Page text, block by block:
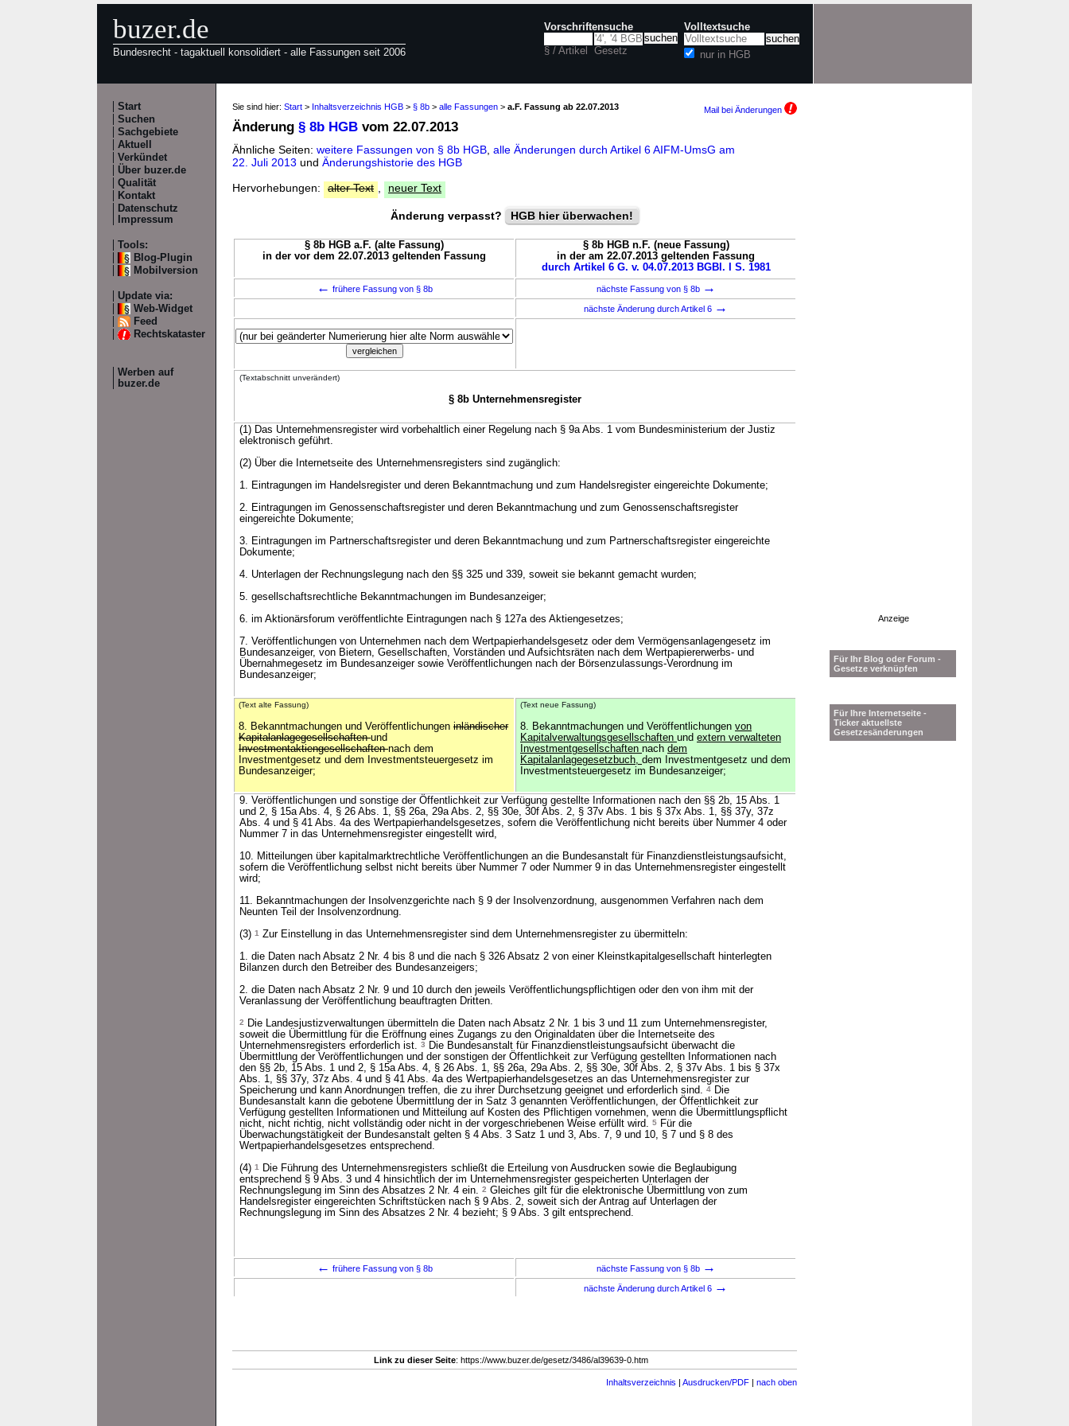
buzer.de
Bundesrecht - tagaktuell konsolidiert - alle Fassungen seit 2006
Vorschriftensuche
§ / Artikel Gesetz
Volltextsuche
nur in HGB
Start
Suchen
Sachgebiete
Aktuell
Verkündet
Über buzer.de
Qualität
Kontakt
Datenschutz
Impressum
Tools:
Blog-Plugin
Mobilversion
Update via:
Web-Widget
Feed
Rechtskataster
Werben auf
buzer.de
Sie sind hier: Start > Inhaltsverzeichnis HGB > § 8b > alle Fassungen > a.F. Fassung ab 22.07.2013 Mail bei Änderungen
Änderung § 8b HGB vom 22.07.2013
Ähnliche Seiten: weitere Fassungen von § 8b HGB alle Änderungen durch Artikel 6 AIFM-UmsG am
22. Juli 2013 und Änderungshistorie des HGB
Hervorhebungen:
alter Text neuer Text
Änderung verpasst? HGB hier überwachen!
§ 8b HGB a.F. (alte Fassung)
in der vor dem 22.07.2013 geltenden Fassung
§ 8b HGB n.F. (neue Fassung)
in der am 22.07.2013 geltenden Fassung
durch Artikel 6 G. v. 04.07.2013 BGBl. I S. 1981
← frühere Fassung von § 8b nächste Fassung von § 8b →
nächste Änderung durch Artikel 6 →
(Textabschnitt unverändert)
§ 8b Unternehmensregister
(1) Das Unternehmensregister wird vorbehaltlich einer Regelung nach § 9a Abs. 1 vom Bundesministerium der Justiz
elektronisch geführt.
(2) Über die Internetseite des Unternehmensregisters sind zugänglich:
1. Eintragungen im Handelsregister und deren Bekanntmachung und zum Handelsregister eingereichte Dokumente;
2. Eintragungen im Genossenschaftsregister und deren Bekanntmachung und zum Genossenschaftsregister
eingereichte Dokumente;
3. Eintragungen im Partnerschaftsregister und deren Bekanntmachung und zum Partnerschaftsregister eingereichte
Dokumente;
4. Unterlagen der Rechnungslegung nach den §§ 325 und 339, soweit sie bekannt gemacht wurden;
5. gesellschaftsrechtliche Bekanntmachungen im Bundesanzeiger;
6. im Aktionärsforum veröffentlichte Eintragungen nach § 127a des Aktiengesetzes;
7. Veröffentlichungen von Unternehmen nach dem Wertpapierhandelsgesetz oder dem Vermögensanlagengesetz im
Bundesanzeiger, von Bietern, Gesellschaften, Vorständen und Aufsichtsräten nach dem Wertpapiererwerbs- und
Übernahmegesetz im Bundesanzeiger sowie Veröffentlichungen nach der Börsenzulassungs-Verordnung im
Bundesanzeiger;
(Text alte Fassung)
8. Bekanntmachungen und Veröffentlichungen inländischer
Kapitalanlagegesellschaftenund
Investmentaktiengesellschaftennach dem
Investmentgesetz und dem Investmentsteuergesetz im
Bundesanzeiger;
(Text neue Fassung)
8. Bekanntmachungen und Veröffentlichungen von
Kapitalverwaltungsgesellschaften und extern verwalteten
Investmentgesellschaften nach dem
Kapitalanlagegesetzbuch, dem Investmentgesetz und dem
Investmentsteuergesetz im Bundesanzeiger;
9. Veröffentlichungen und sonstige der Öffentlichkeit zur Verfügung gestellte Informationen nach den §§ 2b, 15 Abs. 1
und 2, § 15a Abs. 4, § 26 Abs. 1, §§ 26a, 29a Abs. 2, §§ 30e, 30f Abs. 2, § 37v Abs. 1 bis § 37x Abs. 1, §§ 37y, 37z
Abs. 4 und § 41 Abs. 4a des Wertpapierhandelsgesetzes, sofern die Veröffentlichung nicht bereits über Nummer 4 oder
Nummer 7 in das Unternehmensregister eingestellt wird,
10. Mitteilungen über kapitalmarktrechtliche Veröffentlichungen an die Bundesanstalt für Finanzdienstleistungsaufsicht,
sofern die Veröffentlichung selbst nicht bereits über Nummer 7 oder Nummer 9 in das Unternehmensregister eingestellt
wird;
11. Bekanntmachungen der Insolvenzgerichte nach § 9 der Insolvenzordnung, ausgenommen Verfahren nach dem
Neunten Teil der Insolvenzordnung.
(3) 1 Zur Einstellung in das Unternehmensregister sind dem Unternehmensregister zu übermitteln:
1. die Daten nach Absatz 2 Nr. 4 bis 8 und die nach § 326 Absatz 2 von einer Kleinstkapitalgesellschaft hinterlegten
Bilanzen durch den Betreiber des Bundesanzeigers;
2. die Daten nach Absatz 2 Nr. 9 und 10 durch den jeweils Veröffentlichungspflichtigen oder den von ihm mit der
Veranlassung der Veröffentlichung beauftragten Dritten.
2
Die Landesjustizverwaltungen übermitteln die Daten nach Absatz 2 Nr. 1 bis 3 und 11 zum Unternehmensregister,
soweit die Übermittlung für die Eröffnung eines Zugangs zu den Originaldaten über die Internetseite des
Unternehmensregisters erforderlich ist. 3
Die Bundesanstalt für Finanzdienstleistungsaufsicht überwacht die
Übermittlung der Veröffentlichungen und der sonstigen der Öffentlichkeit zur Verfügung gestellten Informationen nach
den §§ 2b, 15 Abs. 1 und 2, § 15a Abs. 4, § 26 Abs. 1, §§ 26a, 29a Abs. 2, §§ 30e, 30f Abs. 2, § 37v Abs. 1 bis § 37x
Abs. 1, §§ 37y, 37z Abs. 4 und § 41 Abs. 4a des Wertpapierhandelsgesetzes an das Unternehmensregister zur
Speicherung und kann Anordnungen treffen, die zu ihrer Durchsetzung geeignet und erforderlich sind. 4 Die
Bundesanstalt kann die gebotene Übermittlung der in Satz 3 genannten Veröffentlichungen, der Öffentlichkeit zur
Verfügung gestellten Informationen und Mitteilung auf Kosten des Pflichtigen vornehmen, wenn die Übermittlungspflicht
nicht, nicht richtig, nicht vollständig oder nicht in der vorgeschriebenen Weise erfüllt wird. 5 Für die
Überwachungstätigkeit der Bundesanstalt gelten § 4 Abs. 3 Satz 1 und 3, Abs. 7, 9 und 10, § 7 und § 8 des
Wertpapierhandelsgesetzes entsprechend.
(4) 1
Die Führung des Unternehmensregisters schließt die Erteilung von Ausdrucken sowie die Beglaubigung
entsprechend § 9 Abs. 3 und 4 hinsichtlich der im Unternehmensregister gespeicherten Unterlagen der
Rechnungslegung im Sinn des Absatzes 2 Nr. 4 ein. 2 Gleiches gilt für die elektronische Übermittlung von zum
Handelsregister eingereichten Schriftstücken nach § 9 Abs. 2, soweit sich der Antrag auf Unterlagen der
Rechnungslegung im Sinn des Absatzes 2 Nr. 4 bezieht; § 9 Abs. 3 gilt entsprechend.
← frühere Fassung von § 8b nächste Fassung von § 8b →
nächste Änderung durch Artikel 6 →
Link zu dieser Seite: https://www.buzer.de/gesetz/3486/al39639-0.htm
Inhaltsverzeichnis | Ausdrucken/PDF | nach oben
Anzeige
Für Ihr Blog oder Forum -
Gesetze verknüpfen
Für Ihre Internetseite -
Ticker aktuellste
Gesetzesänderungen